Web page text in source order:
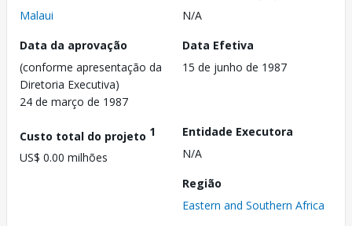
Malaui
N/A
Data da aprovação
(conforme apresentação da
Diretoria Executiva)
24 de março de 1987
Data Efetiva
15 de junho de 1987
Custo total do projeto 1
US$ 0.00 milhões
Entidade Executora
N/A
Região
Eastern and Southern Africa